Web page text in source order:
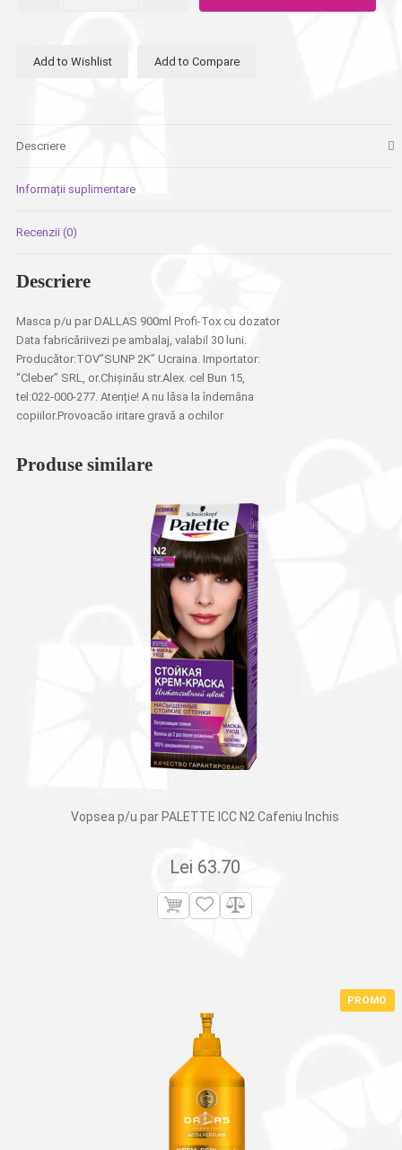
900ml
dozator
Add to Wishlist Add to Compare
Descriere
Informații suplimentare
Recenzii (0)
Descriere
Masca p/u par DALLAS 900ml Profi-Tox cu dozator
Data fabricăriivezi pe ambalaj, valabil 30 luni.
Producător:TOV”SUNP 2K” Ucraina. Importator:
“Cleber” SRL, or.Chișinău str.Alex. cel Bun 15,
tel:022-000-277. Atenție! A nu lăsa la îndemâna
copiilor.Provoacăo iritare gravă a ochilor
Produse similare
Vopsea p/u par PALETTE ICC N2 Cafeniu Inchis
Lei 63.70
PROMO